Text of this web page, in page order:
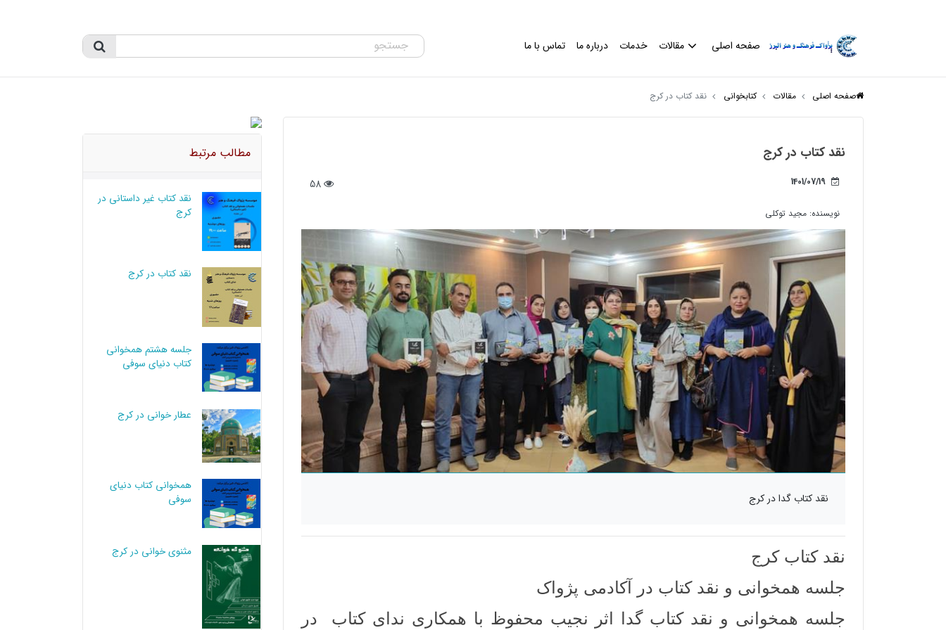
صفحه اصلی مقالات خدمات درباره ما تماس با ما
صفحه اصلی مقالات کتابخوانی نقد کتاب در کرج
نقد کتاب در کرج
1401/07/19
نویسنده: مجید توکلی
نقد کتاب گدا در کرج
نقد کتاب کرج
جلسه همخوانی و نقد کتاب در آکادمی پژواک
جلسه همخوانی و نقد کتاب گدا اثر نجیب محفوظ با همکاری ندای کتاب در
مطالب مرتبط
نقد کتاب غیر داستانی در
کرج
نقد کتاب در کرج
جلسه هشتم همخوانی
کتاب دنیای سوفی
عطار خوانی در کرج
همخوانی کتاب دنیای
سوفی
مثنوی خوانی در کرج